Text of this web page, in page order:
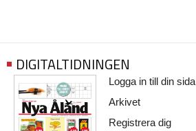
DIGITALTIDNINGEN
Logga in till din sida
Arkivet
Registrera dig